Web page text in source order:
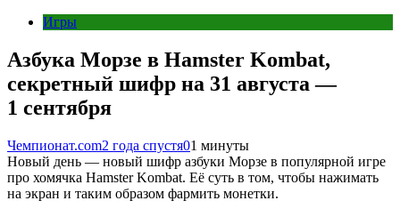
Игры
Азбука Морзе в Hamster Kombat,
секретный шифр на 31 августа —
1 сентября
Чемпионат.com2 года спустя01 минуты
Новый день — новый шифр азбуки Морзе в популярной игре
про хомячка Hamster Kombat. Её суть в том, чтобы нажимать
на экран и таким образом фармить монетки.